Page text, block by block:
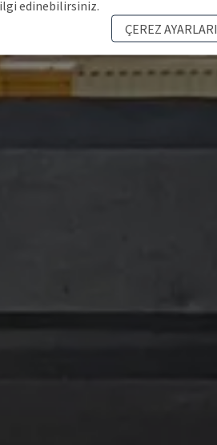
edinebilirsiniz.
ÇEREZ AYARLARI